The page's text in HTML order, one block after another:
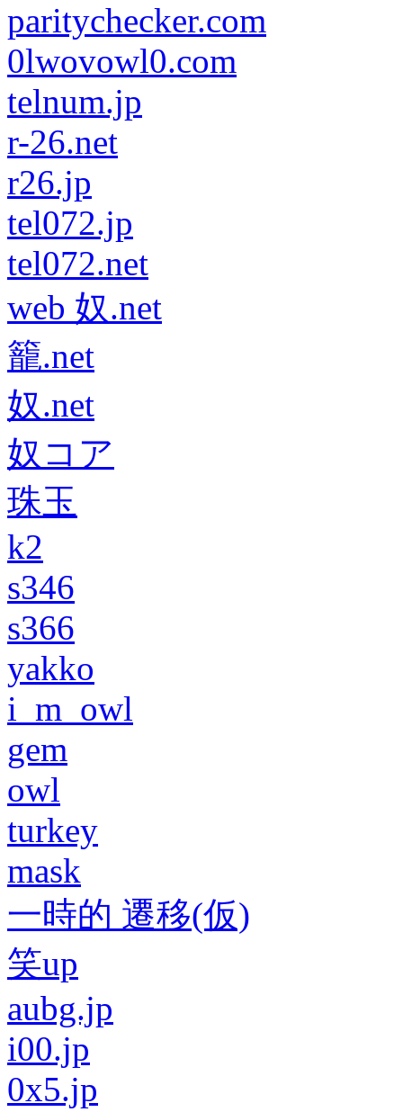
paritychecker.com
0lwovowl0.com
telnum.jp
r-26.net
r26.jp
tel072.jp
tel072.net
web 奴.net
籠.net
奴.net
奴コア
珠玉
k2
s346
s366
yakko
i_m_owl
gem
owl
turkey
mask
一時的 遷移(仮)
笑up
aubg.jp
i00.jp
0x5.jp